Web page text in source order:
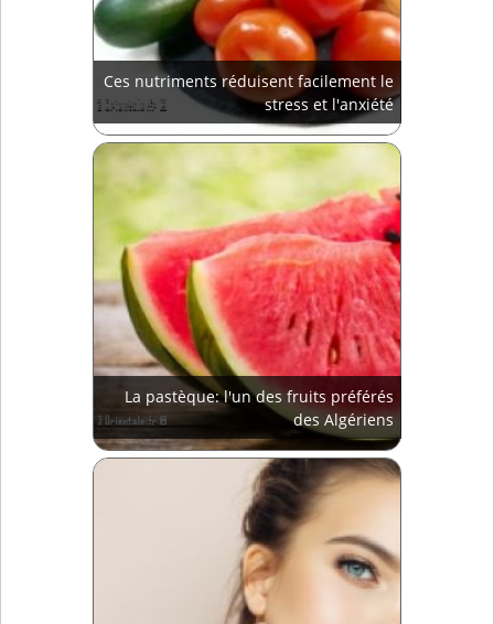
Ces nutriments réduisent facilement le
stress et l'anxiété
La pastèque: l'un des fruits préférés
des Algériens